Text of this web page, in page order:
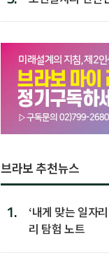
브라보 추천뉴스
1.
‘내게 맞는 일자
리 탐험 노트